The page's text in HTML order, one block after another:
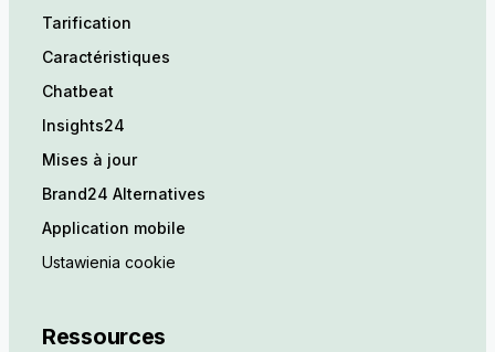
Tarification
Caractéristiques
Chatbeat
Insights24
Mises à jour
Brand24 Alternatives
Application mobile
Ustawienia cookie
Ressources